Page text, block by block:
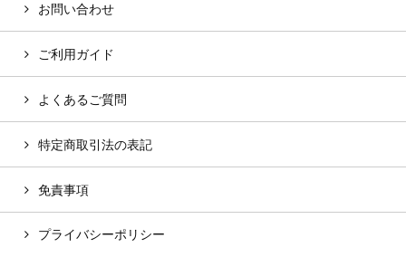
お問い合わせ
ご利用ガイド
よくあるご質問
特定商取引法の表記
免責事項
プライバシーポリシー